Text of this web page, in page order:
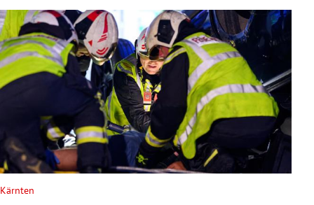
Untermenü
Untermenü
Untermenü
Untermenü
Kärnten